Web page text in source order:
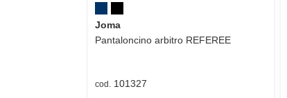
Joma
Pantaloncino arbitro REFEREE
cod. 101327